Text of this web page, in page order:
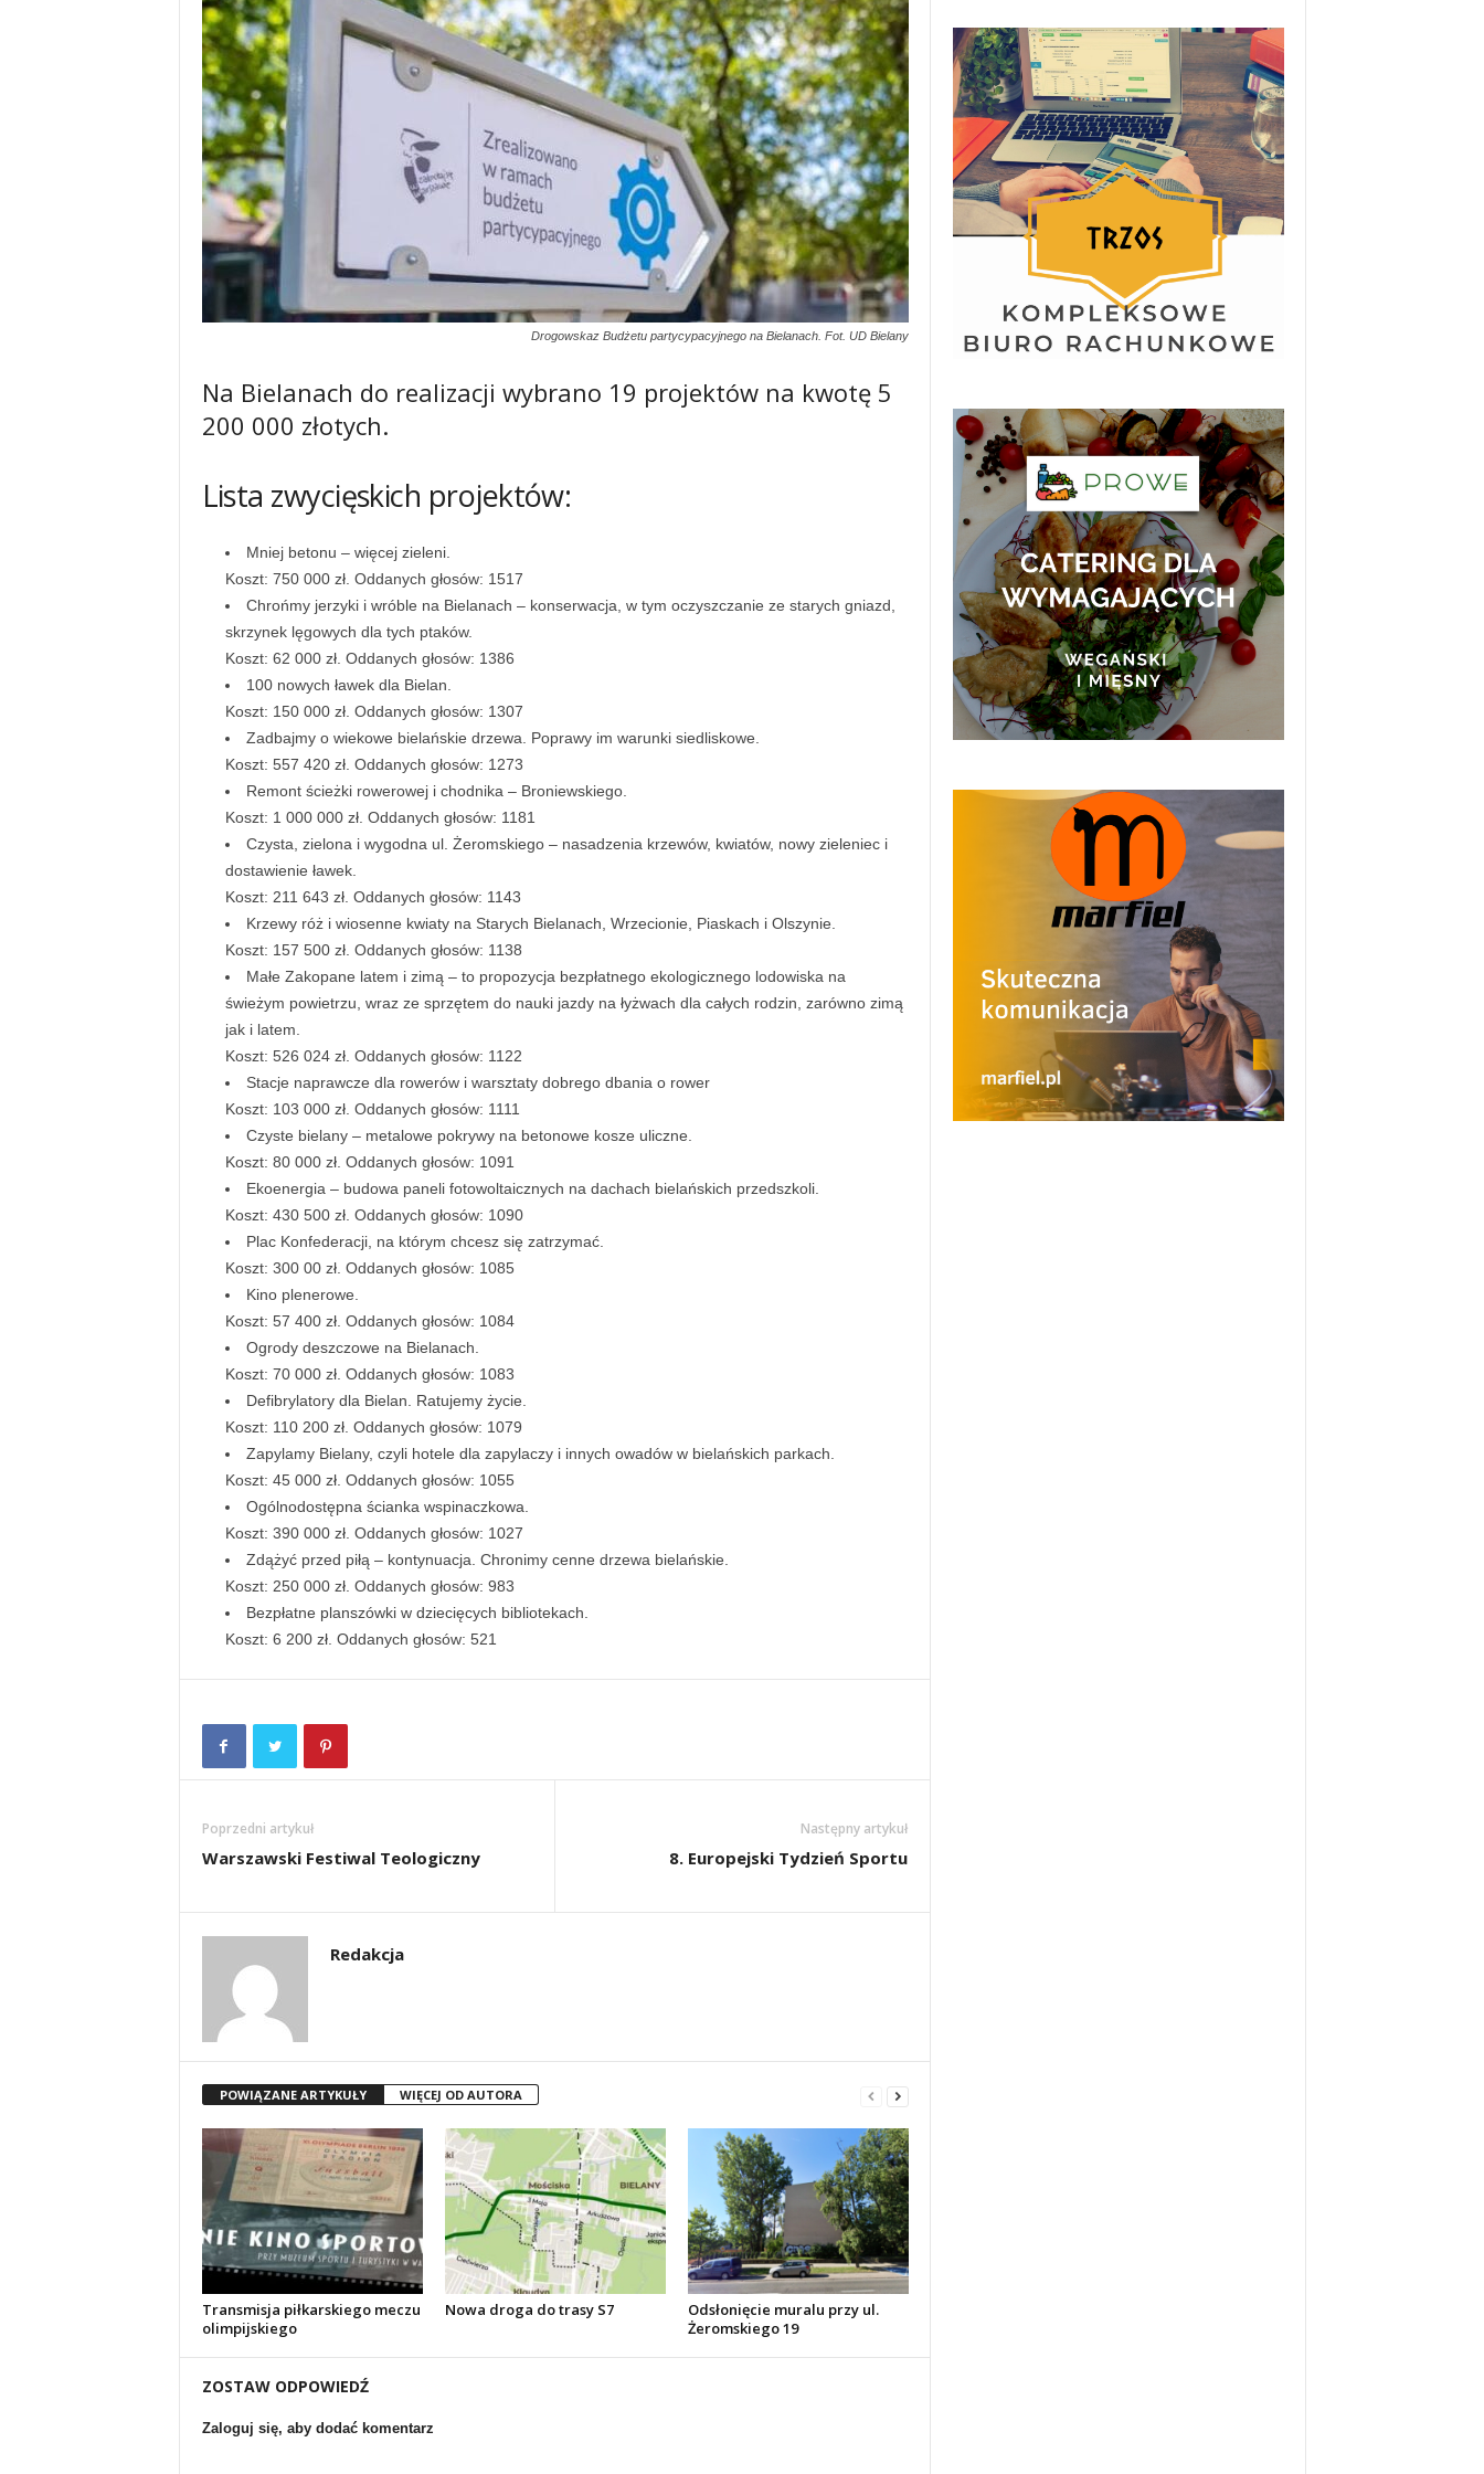
Drogowskaz Budżetu partycypacyjnego na Bielanach. Fot. UD Bielany
Na Bielanach do realizacji wybrano 19 projektów na kwotę 5
200 000 złotych.
Lista zwycięskich projektów:
Mniej betonu – więcej zieleni.
Koszt: 750 000 zł. Oddanych głosów: 1517
Chrońmy jerzyki i wróble na Bielanach – konserwacja, w tym oczyszczanie ze starych gniazd,
skrzynek lęgowych dla tych ptaków.
Koszt: 62 000 zł. Oddanych głosów: 1386
100 nowych ławek dla Bielan.
Koszt: 150 000 zł. Oddanych głosów: 1307
Zadbajmy o wiekowe bielańskie drzewa. Poprawy im warunki siedliskowe.
Koszt: 557 420 zł. Oddanych głosów: 1273
Remont ścieżki rowerowej i chodnika – Broniewskiego.
Koszt: 1 000 000 zł. Oddanych głosów: 1181
Czysta, zielona i wygodna ul. Żeromskiego – nasadzenia krzewów, kwiatów, nowy zieleniec i
dostawienie ławek.
Koszt: 211 643 zł. Oddanych głosów: 1143
Krzewy róż i wiosenne kwiaty na Starych Bielanach, Wrzecionie, Piaskach i Olszynie.
Koszt: 157 500 zł. Oddanych głosów: 1138
Małe Zakopane latem i zimą – to propozycja bezpłatnego ekologicznego lodowiska na
świeżym powietrzu, wraz ze sprzętem do nauki jazdy na łyżwach dla całych rodzin, zarówno zimą
jak i latem.
Koszt: 526 024 zł. Oddanych głosów: 1122
Stacje naprawcze dla rowerów i warsztaty dobrego dbania o rower
Koszt: 103 000 zł. Oddanych głosów: 1111
Czyste bielany – metalowe pokrywy na betonowe kosze uliczne.
Koszt: 80 000 zł. Oddanych głosów: 1091
Ekoenergia – budowa paneli fotowoltaicznych na dachach bielańskich przedszkoli.
Koszt: 430 500 zł. Oddanych głosów: 1090
Plac Konfederacji, na którym chcesz się zatrzymać.
Koszt: 300 00 zł. Oddanych głosów: 1085
Kino plenerowe.
Koszt: 57 400 zł. Oddanych głosów: 1084
Ogrody deszczowe na Bielanach.
Koszt: 70 000 zł. Oddanych głosów: 1083
Defibrylatory dla Bielan. Ratujemy życie.
Koszt: 110 200 zł. Oddanych głosów: 1079
Zapylamy Bielany, czyli hotele dla zapylaczy i innych owadów w bielańskich parkach.
Koszt: 45 000 zł. Oddanych głosów: 1055
Ogólnodostępna ścianka wspinaczkowa.
Koszt: 390 000 zł. Oddanych głosów: 1027
Zdążyć przed piłą – kontynuacja. Chronimy cenne drzewa bielańskie.
Koszt: 250 000 zł. Oddanych głosów: 983
Bezpłatne planszówki w dziecięcych bibliotekach.
Koszt: 6 200 zł. Oddanych głosów: 521
Poprzedni artykuł
Warszawski Festiwal Teologiczny
Następny artykuł
8. Europejski Tydzień Sportu
Redakcja
POWIĄZANE ARTYKUŁY WIĘCEJ OD AUTORA
Transmisja piłkarskiego meczu
olimpijskiego
Nowa droga do trasy S7
Odsłonięcie muralu przy ul.
Żeromskiego 19
ZOSTAW ODPOWIEDŹ
Zaloguj się, aby dodać komentarz